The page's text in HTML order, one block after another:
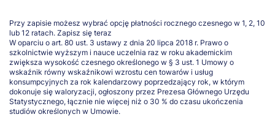
Przy zapisie możesz wybrać opcję płatności rocznego czesnego w 1, 2, 10
lub 12 ratach. Zapisz się teraz
W oparciu o art. 80 ust. 3 ustawy z dnia 20 lipca 2018 r. Prawo o
szkolnictwie wyższym i nauce uczelnia raz w roku akademickim
zwiększa wysokość czesnego określonego w § 3 ust. 1 Umowy o
wskaźnik równy wskaźnikowi wzrostu cen towarów i usług
konsumpcyjnych za rok kalendarzowy poprzedzający rok, w którym
dokonuje się waloryzacji, ogłoszony przez Prezesa Głównego Urzędu
Statystycznego, łącznie nie więcej niż o 30 % do czasu ukończenia
studiów określonych w Umowie.